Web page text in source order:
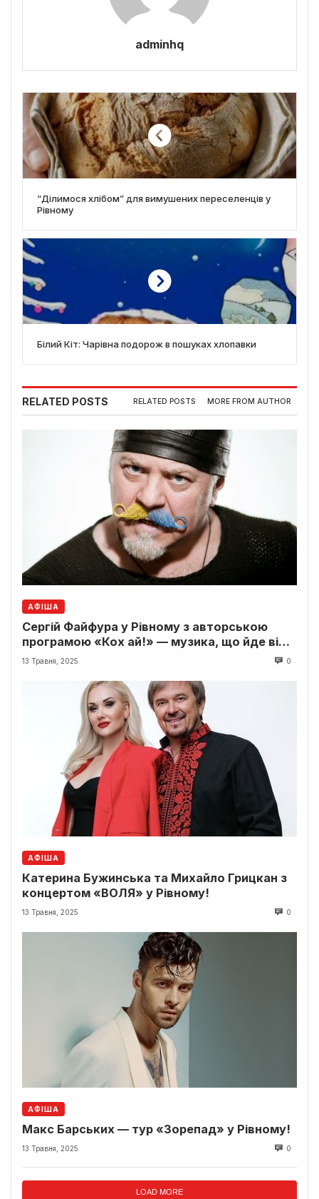
adminhq
“Ділимося хлібом” для вимушених переселенців у
Рівному
Білий Кіт: Чарівна подорож в пошуках хлопавки
RELATED POSTS RELATED POSTS MORE FROM AUTHOR
АФІША
Сергій Файфура у Рівному з авторською
програмою «Кох ай!» — музика, що йде від
серця
13 Травня, 2025 0
АФІША
Катерина Бужинська та Михайло Грицкан з
концертом «ВОЛЯ» у Рівному!
13 Травня, 2025 0
АФІША
Макс Барських — тур «Зорепад» у Рівному!
13 Травня, 2025 0
LOAD MORE